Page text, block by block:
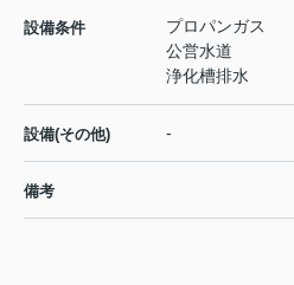
設備条件
プロパンガス
公営水道
浄化槽排水
設備(その他) -
備考